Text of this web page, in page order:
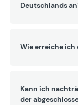
Deutschlands
Wie erreiche ich
Kann ich
der